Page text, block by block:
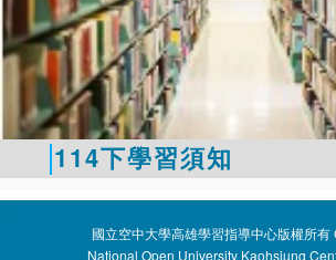
114下學習須知
國立空中大學高雄學習指導中心版權所